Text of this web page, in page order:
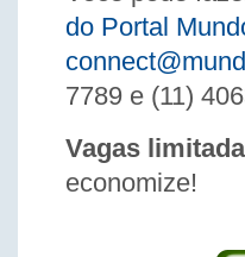
do Portal
7789 e (11)
Vagas
economize!